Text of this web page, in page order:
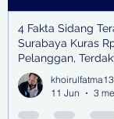
4 Fakta Sidang
Surabaya Kuras
Pelanggan,
oleh Keterangan
khoirulfatma13
11 Jun
3